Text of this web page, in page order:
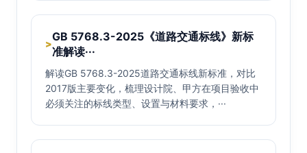
>
GB 5768.3-2025《道路交通标线》新标
准解读···
解读GB 5768.3-2025道路交通标线新标准，对比
2017版主要变化，梳理设计院、甲方在项目验收中
必须关注的标线类型、设置与材料要求，···